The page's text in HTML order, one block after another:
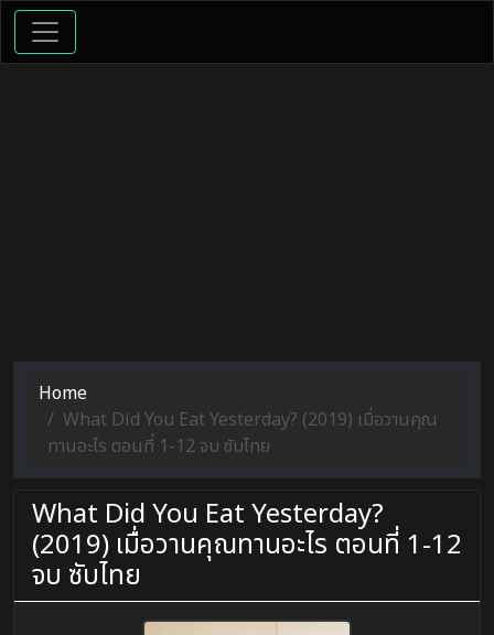
Home
What Did You Eat Yesterday? (2019) เมื่อวานคุณ
ทานอะไร ตอนที่ 1-12 จบ ซับไทย
What Did You Eat Yesterday?
(2019) เมื่อวานคุณทานอะไร ตอนที่ 1-12
จบ ซับไทย